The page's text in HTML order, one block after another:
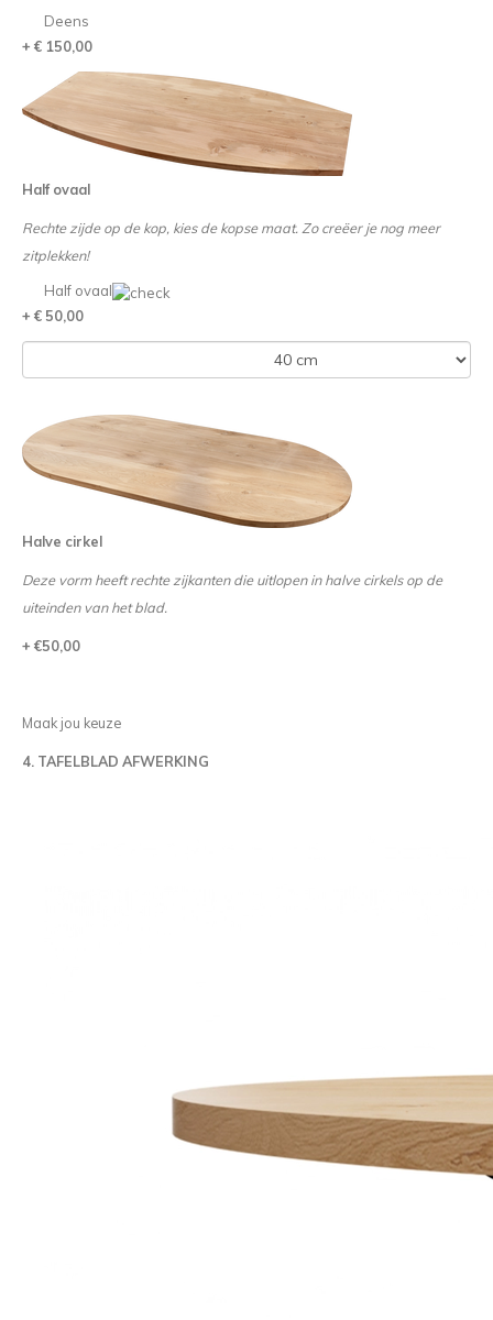
Deens
+ € 150,00
Half ovaal
Rechte zijde op de kop, kies de kopse maat. Zo creëer je nog meer
zitplekken!
Half ovaal
+ € 50,00
Halve cirkel
Deze vorm heeft rechte zijkanten die uitlopen in halve cirkels op de
uiteinden van het blad.
+ €50,00
Maak jou keuze
4. TAFELBLAD AFWERKING